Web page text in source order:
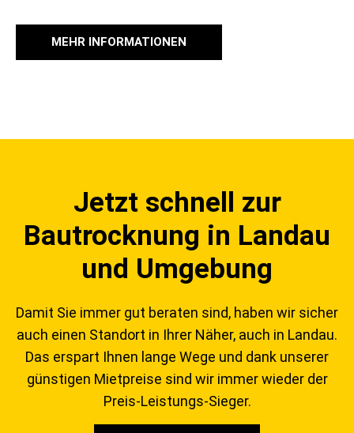
MEHR INFORMATIONEN
Jetzt schnell zur
Bautrocknung in Landau
und Umgebung
Damit Sie immer gut beraten sind, haben wir sicher
auch einen Standort in Ihrer Näher, auch in Landau.
Das erspart Ihnen lange Wege und dank unserer
günstigen Mietpreise sind wir immer wieder der
Preis-Leistungs-Sieger.